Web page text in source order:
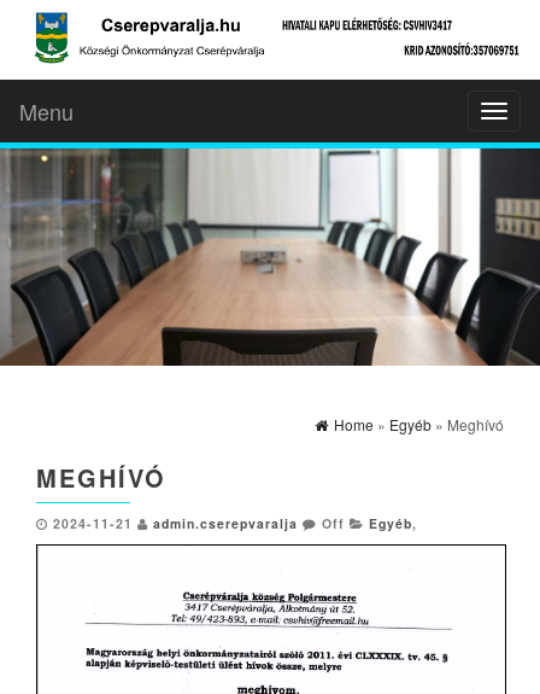
Menu
Home » Egyéb » Meghívó
MEGHÍVÓ
2024-11-21 admin.cserepvaralja Off Egyéb,